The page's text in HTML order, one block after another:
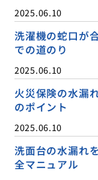
2025.06.10
洗濯機の蛇口が
での道のり
2025.06.10
火災保険の水漏
のポイント
2025.06.10
洗面台の水漏れ
全マニュアル